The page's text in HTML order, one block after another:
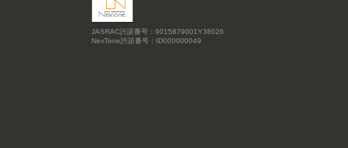
JASRAC許諾番号：9015879001Y38026
NexTone許諾番号：ID000000049